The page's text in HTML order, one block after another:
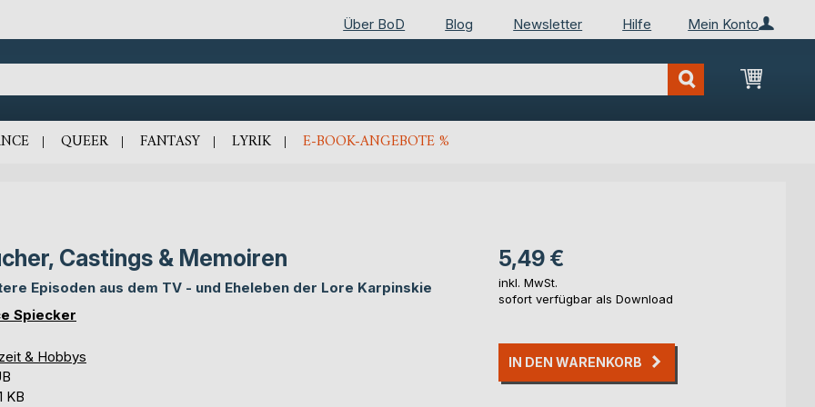
Mein Konto
Über BoD Blog Newsletter Hilfe
Mein
QUEER FANTASY LYRIK E-BOOK-ANGEBOTE %
Castings & Memoiren
Episoden aus dem TV - und Eheleben der Lore Karpinskie
Spiecker
& Hobbys
KB
5,49 €
inkl. MwSt.
sofort verfügbar als Download
IN DEN WARENKORB